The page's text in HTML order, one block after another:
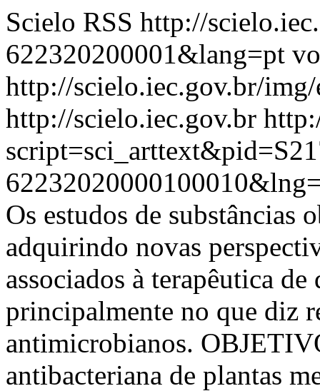
Scielo RSS http://
622320200001&lang=pt
http://scielo.iec.gov.br/
http://scielo.iec.gov.br
Os estudos de substâncias
adquirindo novas
associados à terapêutica
principalmente no que diz
antimicrobianos.
antibacteriana de plantas